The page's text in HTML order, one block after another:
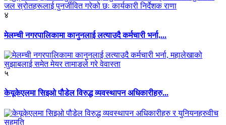
४
मेलम्ची नगरपालिकामा कानुनलाई लत्याउदै कर्मचारी भर्ना,...
५
केयूकेएलमा सिइओ पौडेल विरुद्ध व्यवस्थापन अधिकारीहरु...